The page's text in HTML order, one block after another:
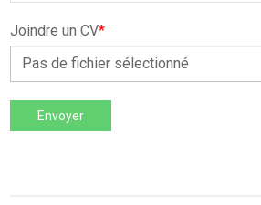
Joindre un CV*
Pas de fichier sélectionné
Envoyer